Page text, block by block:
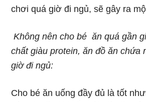
chơi quá giờ đi ngủ, sẽ gây ra
Không nên cho bé ăn quá gần
chất giàu protein, ăn đồ ăn chứa
giờ đi ngủ:
Cho bé ăn uống đầy đủ là tốt